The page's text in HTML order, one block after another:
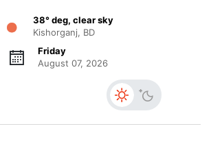
38° deg, clear sky
Kishorganj, BD
Friday
August 07, 2026